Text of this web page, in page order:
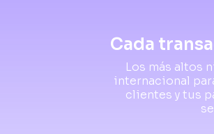
Cada
Los más altos
internacional
clientes y tus